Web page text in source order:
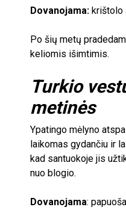
Dovanojama: krištolo
Po šių metų
keliomis išimtimis.
Turkio
metinės
Ypatingo mėlyno
laikomas gydančiu ir
kad santuokoje jis
nuo blogio.
Dovanojama: